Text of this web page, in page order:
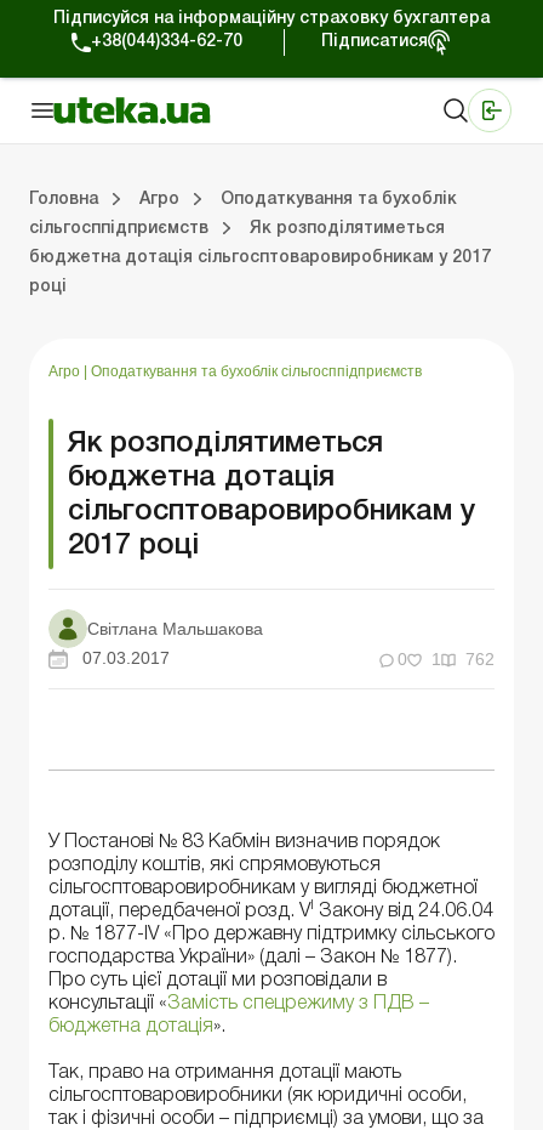
Підписуйся на інформаційну страховку бухгалтера
+38(044)334-62-70
Підписатися
Головна Агро
Оподаткування та бухоблік
сільгосппідприємств
Як розподілятиметься
бюджетна дотація сільгосптоваровиробникам у 2017
році
Агро Оподаткування та бухоблік сільгосппідприємств
Як розподілятиметься
бюджетна дотація
сільгосптоваровиробникам у
2017 році
Світлана Мальшакова
07.03.2017
0 1 762
У Постанові № 83 Кабмін визначив порядок
розподілу коштів, які спрямовуються
сільгосптоваровиробникам у вигляді бюджетної
дотації, передбаченої розд. VІ
Закону від 24.06.04
р. № 1877-IV «Про державну підтримку сільського
господарства України» (далі – Закон № 1877).
Про суть цієї дотації ми розповідали в
консультації «Замість спецрежиму з ПДВ –
бюджетна дотація ».
Так, право на отримання дотації мають
сільгосптоваровиробники (як юридичні особи,
так і фізичні особи – підприємці) за умови, що за